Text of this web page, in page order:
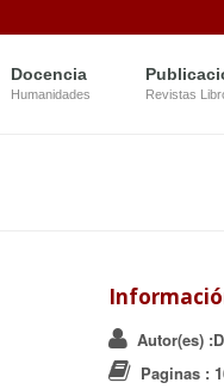
Docencia
Humanidades Revistas
Autor(es)
Paginas :